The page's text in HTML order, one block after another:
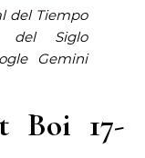
del Tiempo
del Siglo
Gemini
Boi 17-